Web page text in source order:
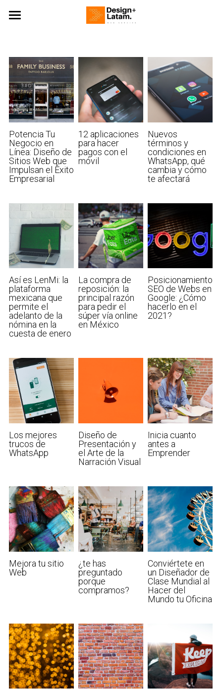
Design+ IT
Design+ BI
Blog
Potencia Tu
Negocio en
Línea: Diseño de
Sitios Web que
Impulsan el Éxito
Empresarial
12 aplicaciones
para hacer
pagos con el
móvil
Nuevos
términos y
condiciones en
WhatsApp, qué
cambia y cómo
te afectará
Así es LenMi: la
plataforma
mexicana que
permite el
adelanto de la
nómina en la
cuesta de enero
La compra de
reposición: la
principal razón
para pedir el
súper vía online
en México
Posicionamiento
SEO de Webs en
Google: ¿Cómo
hacerlo en el
2021?
Los mejores
trucos de
WhatsApp
Diseño de
Presentación y
el Arte de la
Narración Visual
Inicia cuanto
antes a
Emprender
Mejora tu sitio
Web
¿te has
preguntado
porque
compramos?
Conviértete en
un Diseñador de
Clase Mundial al
Hacer del
Mundo tu Oficina